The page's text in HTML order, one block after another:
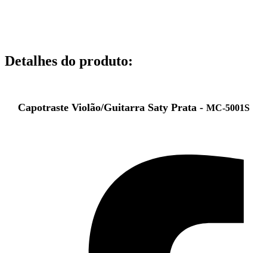
Detalhes do produto:
Capotraste Violão/Guitarra Saty Prata - MC-5001S